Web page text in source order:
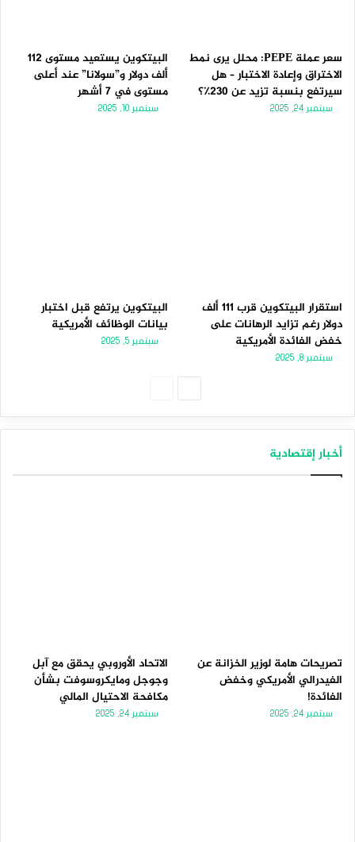
سعر عملة PEPE: محلل يرى نمط
الاختراق وإعادة الاختبار – هل
سيرتفع بنسبة تزيد عن 230٪؟
سبتمبر 24, 2025
البيتكوين يستعيد مستوى 112
ألف دولار و”سولانا” عند أعلى
مستوى في 7 أشهر
سبتمبر 10, 2025
استقرار البيتكوين قرب 111 ألف
دولار رغم تزايد الرهانات على
خفض الفائدة الأمريكية
سبتمبر 8, 2025
البيتكوين يرتفع قبل اختبار
بيانات الوظائف الأمريكية
سبتمبر 5, 2025
أخبار إقتصادية
تصريحات هامة لوزير الخزانة عن
الفيدرالي الأمريكي وخفض
الفائدة!
سبتمبر 24, 2025
الاتحاد الأوروبي يحقق مع آبل
وجوجل ومايكروسوفت بشأن
مكافحة الاحتيال المالي
سبتمبر 24, 2025